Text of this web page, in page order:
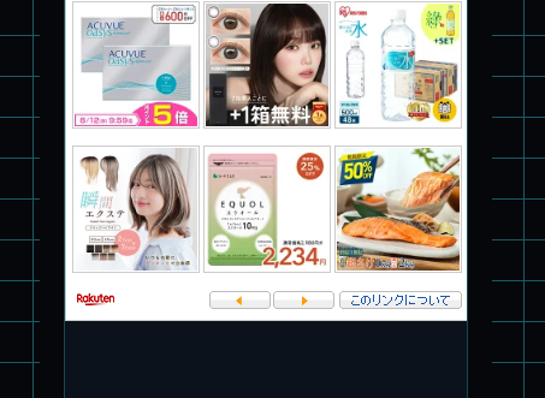
旧キット製作★本家SDマクロス バルキリーVF-1S
パチ組塗装★PLAMAX 1/72 バトロイド・バルキリー VF-1S ロ